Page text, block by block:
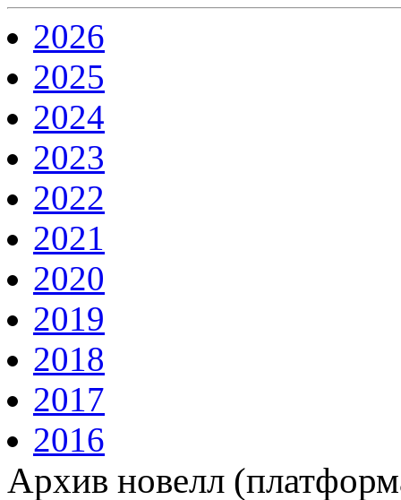
2026
2025
2024
2023
2022
2021
2020
2019
2018
2017
2016
Архив новелл